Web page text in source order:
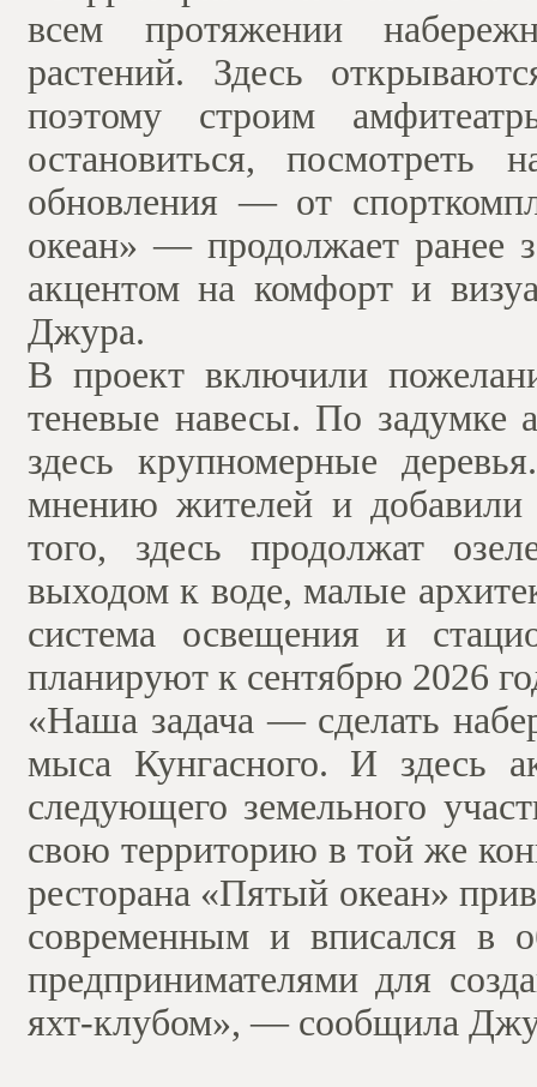
всем протяжении
растений. Здесь
поэтому строим
остановиться, посмотреть
обновления — от
океан» — продолжает ранее
акцентом на комфорт и
Джура.
В проект включили
теневые навесы. По задумке
здесь крупномерные
мнению жителей и
того, здесь продолжат
выходом к воде, малые
система освещения и
планируют к сентябрю 2026
«Наша задача — сделать
мыса Кунгасного. И здесь
следующего земельного
свою территорию в той же
ресторана «Пятый океан»
современным и вписался в
предпринимателями для
яхт-клубом», — сообщила